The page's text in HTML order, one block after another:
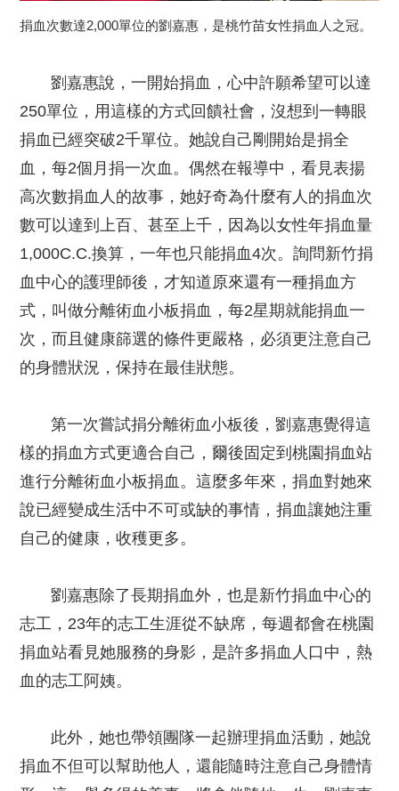
捐血次數達2,000單位的劉嘉惠，是桃竹苗女性捐血人之冠。
劉嘉惠說，一開始捐血，心中許願希望可以達
250單位，用這樣的方式回饋社會，沒想到一轉眼
捐血已經突破2千單位。她說自己剛開始是捐全
血，每2個月捐一次血。偶然在報導中，看見表揚
高次數捐血人的故事，她好奇為什麼有人的捐血次
數可以達到上百、甚至上千，因為以女性年捐血量
1,000C.C.換算，一年也只能捐血4次。詢問新竹捐
血中心的護理師後，才知道原來還有一種捐血方
式，叫做分離術血小板捐血，每2星期就能捐血一
次，而且健康篩選的條件更嚴格，必須更注意自己
的身體狀況，保持在最佳狀態。
第一次嘗試捐分離術血小板後，劉嘉惠覺得這
樣的捐血方式更適合自己，爾後固定到桃園捐血站
進行分離術血小板捐血。這麼多年來，捐血對她來
說已經變成生活中不可或缺的事情，捐血讓她注重
自己的健康，收穫更多。
劉嘉惠除了長期捐血外，也是新竹捐血中心的
志工，23年的志工生涯從不缺席，每週都會在桃園
捐血站看見她服務的身影，是許多捐血人口中，熱
血的志工阿姨。
此外，她也帶領團隊一起辦理捐血活動，她說
捐血不但可以幫助他人，還能隨時注意自己身體情